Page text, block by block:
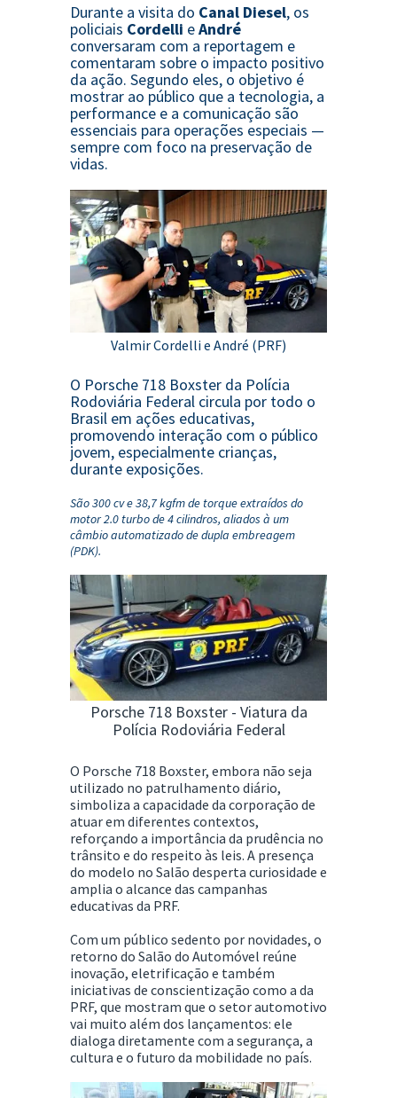
Durante a visita do Canal Diesel, os
policiais Cordelli eAndré
conversaram com a reportagem e
comentaram sobre o impacto positivo
da ação. Segundo eles, o objetivo é
mostrar ao público que a tecnologia, a
performance e a comunicação são
essenciais para operações especiais —
sempre com foco na preservação de
vidas.
Valmir Cordelli e André (PRF)
O Porsche 718 Boxster da Polícia
Rodoviária Federal circula por todo o
Brasil em ações educativas,
promovendo interação com o público
jovem, especialmente crianças,
durante exposições.
São 300 cv e 38,7 kgfm de torque extraídos do
motor 2.0 turbo de 4 cilindros, aliados à um
câmbio automatizado de dupla embreagem
(PDK).
Porsche 718 Boxster - Viatura da
Polícia Rodoviária Federal
O Porsche 718 Boxster, embora não seja
utilizado no patrulhamento diário,
simboliza a capacidade da corporação de
atuar em diferentes contextos,
reforçando a importância da prudência no
trânsito e do respeito às leis. A presença
do modelo no Salão desperta curiosidade e
amplia o alcance das campanhas
educativas da PRF.
Com um público sedento por novidades, o
retorno do Salão do Automóvel reúne
inovação, eletrificação e também
iniciativas de conscientização como a da
PRF, que mostram que o setor automotivo
vai muito além dos lançamentos: ele
dialoga diretamente com a segurança, a
cultura e o futuro da mobilidade no país.